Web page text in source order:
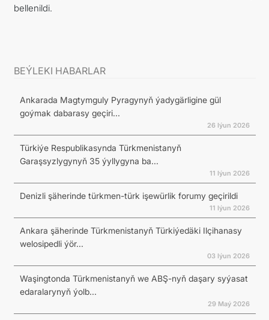
bellenildi.
BEÝLEKI HABARLAR
Ankarada Magtymguly Pyragynyň ýadygärligine gül
goýmak dabarasy geçiri...
26 Iýun 2026
Türkiýe Respublikasynda Türkmenistanyň
Garaşsyzlygynyň 35 ýyllygyna ba...
11 Iýun 2026
Denizli şäherinde türkmen-türk işewürlik forumy geçirildi
11 Iýun 2026
Ankara şäherinde Türkmenistanyň Türkiýedäki Ilçihanasy
welosipedli ýör...
03 Iýun 2026
Waşingtonda Türkmenistanyň we ABŞ-nyň daşary syýasat
edaralarynyň ýolb...
29 Maý 2026